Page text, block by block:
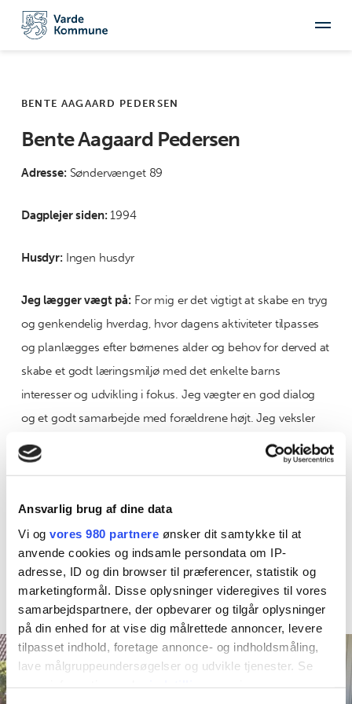
Ansvarlig brug af dine data
Vi og vores 980 partnere ønsker dit samtykke til at
anvende cookies og indsamle persondata om IP-
adresse, ID og din browser til præferencer, statistik og
marketingformål. Disse oplysninger videregives til vores
samarbejdspartnere, der opbevarer og tilgår oplysninger
på din enhed for at vise dig målrettede annoncer, levere
tilpasset indhold, foretage annonce- og indholdsmåling,
lave målgruppeundersøgelser og udvikle tjenester. Se
BENTE AAGAARD PEDERSEN
Bente Aagaard Pedersen
Adresse: Søndervænget 89
Dagplejer siden:1994
Husdyr: Ingen husdyr
Jeg lægger vægt på: For mig er det vigtigt at skabe en tryg
og genkendelig hverdag, hvor dagens aktiviteter tilpasses
og planlægges efter børnenes alder og behov for derved at
skabe et godt læringsmiljø med det enkelte barns
interesser og udvikling i fokus. Jeg vægter en god dialog
og et godt samarbejde med forældrene højt. Jeg veksler
mellem ude-leg i haven, gåture i nærområdet og til byens
legepladser, samt inde-tid til hygge og kreative udfoldelser.
et formål - nemlig tid til leg og fordybelse med fokus på
læring, sprog og motorik i børnehøjde.